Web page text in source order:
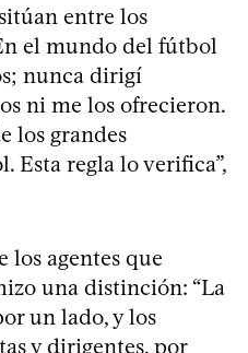
entre los
el mundo del fútbol
nunca dirigí
ni me los ofrecieron.
los grandes
Esta regla lo verifica”,
los agentes que
una distinción: “La
un lado, y los
y dirigentes, por